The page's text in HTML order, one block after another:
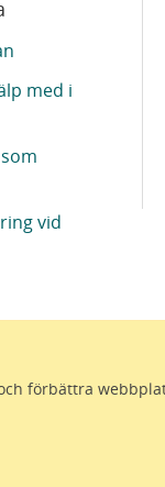
förbättra
med i
vid